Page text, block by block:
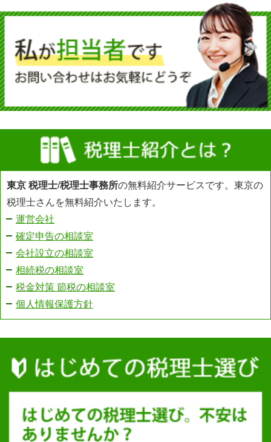
東京 税理士/税理士事務所の無料紹介サービスです。東京の
税理士さんを無料紹介いたします。
運営会社
確定申告の相談室
会社設立の相談室
相続税の相談室
税金対策 節税の相談室
個人情報保護方針